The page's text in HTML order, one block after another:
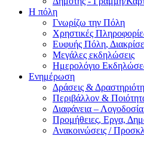
Η πόλη
Γνωρίζω την Πόλη
Χρηστικές
Ευφυής Πόλη,
Μεγάλες εκδηλώσεις
Ημερολόγιο
Ενημέρωση
Δράσεις &
Περιβάλλον &
Διαφάνεια –
Προμήθειες, Εργα,
Ανακοινώσεις /